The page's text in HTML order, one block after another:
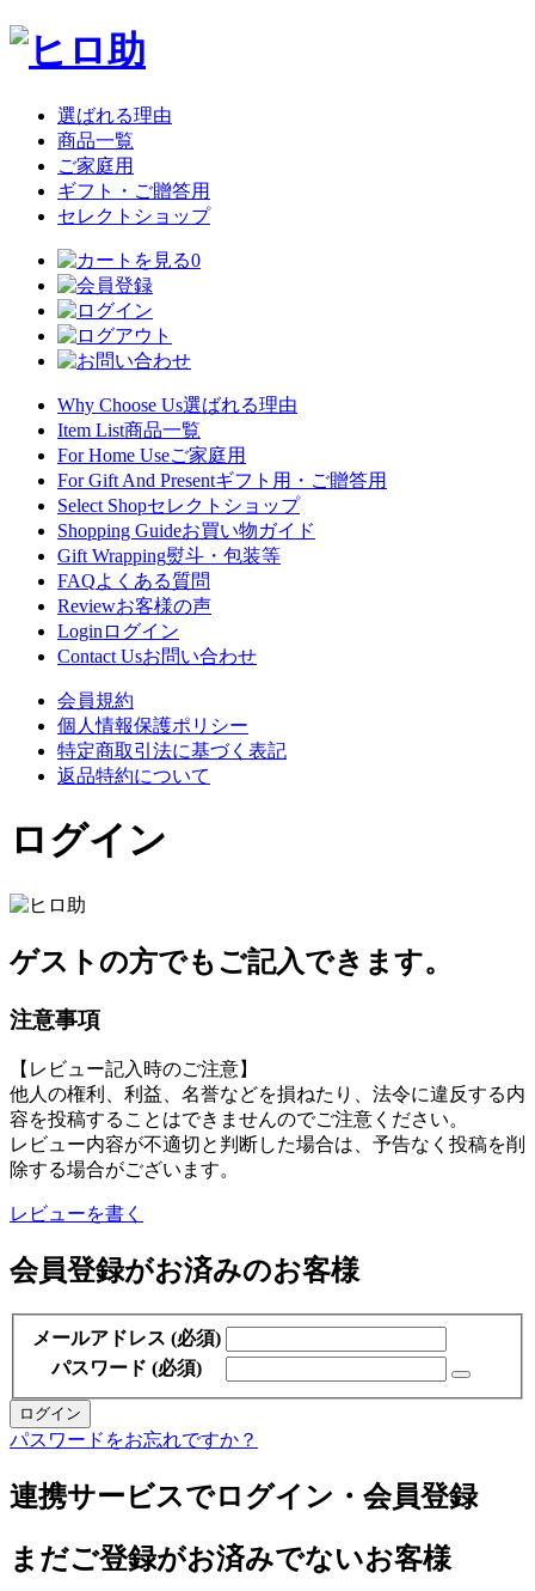
選ばれる理由
商品一覧
ご家庭用
ギフト・ご贈答用
セレクトショップ
0
Why Choose Us選ばれる理由
Item List商品一覧
For Home Useご家庭用
For Gift And Presentギフト用・ご贈答用
Select Shopセレクトショップ
Shopping Guideお買い物ガイド
Gift Wrapping熨斗・包装等
FAQよくある質問
Reviewお客様の声
Login ログイン
Contact Usお問い合わせ
会員規約
個人情報保護ポリシー
特定商取引法に基づく表記
返品特約について
ログイン
ゲストの方でもご記入できます。
注意事項
【レビュー記入時のご注意】
他人の権利、利益、名誉などを損ねたり、法令に違反する内
容を投稿することはできませんのでご注意ください。
レビュー内容が不適切と判断した場合は、予告なく投稿を削
除する場合がございます。
レビューを書く
会員登録がお済みのお客様
メールアドレス (必須)
パスワード (必須)
ログイン
パスワードをお忘れですか？
連携サービスでログイン・会員登録
まだご登録がお済みでないお客様